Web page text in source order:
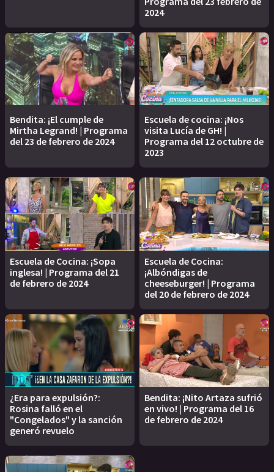
2024
Bendita: ¡El cumple de
Mirtha Legrand! | Programa
del 23 de febrero de 2024
Escuela de cocina: ¡Nos
visita Lucía de GH! |
Programa del 12 octubre de
2023
Escuela de Cocina: ¡Sopa
inglesa! | Programa del 21
de febrero de 2024
Escuela de Cocina:
¡Albóndigas de
cheeseburger! | Programa
del 20 de febrero de 2024
¿Era para expulsión?:
Rosina falló en el
"Congelados" y la sanción
generó revuelo
Bendita: ¡Nito Artaza sufrió
en vivo! | Programa del 16
de febrero de 2024